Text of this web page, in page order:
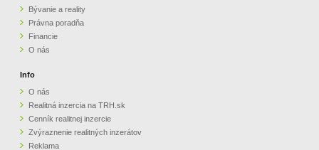
Bývanie a reality
Právna poradňa
Financie
O nás
Info
O nás
Realitná inzercia na TRH.sk
Cenník realitnej inzercie
Zvýraznenie realitných inzerátov
Reklama